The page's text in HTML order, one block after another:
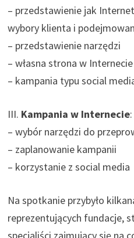
– przedstawienie jak
wybory klienta i
– przedstawienie narzędzi
– własna strona w Internecie
– kampania typu social
III. Kampania w Internecie:
– wybór narzędzi do
– zaplanowanie kampanii
– korzystanie z social media
Na spotkanie przybyło
reprezentujących fundacje,